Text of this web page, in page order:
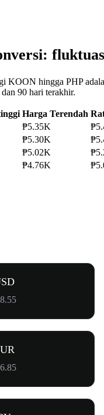
KOON hingga PHP
90 hari terakhir.
Harga Terendah
₱5.35K
₱5.30K
₱5.02K
₱4.76K